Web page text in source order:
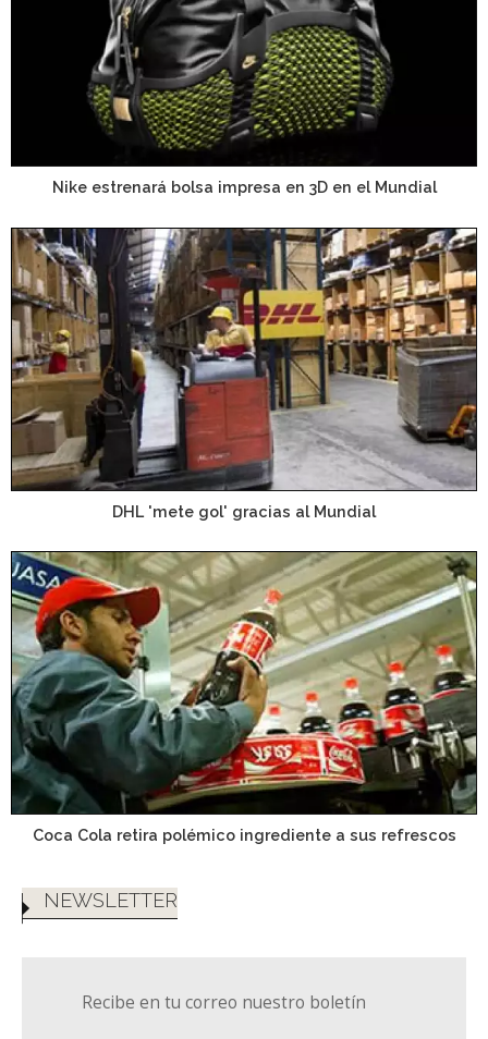
Nike estrenará bolsa impresa en 3D en el Mundial
DHL 'mete gol' gracias al Mundial
Coca Cola retira polémico ingrediente a sus refrescos
NEWSLETTER
Recibe en tu correo nuestro boletín